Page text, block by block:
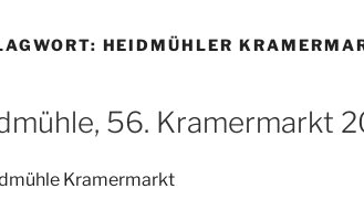
HEIDMÜHLER
56. Kramermarkt